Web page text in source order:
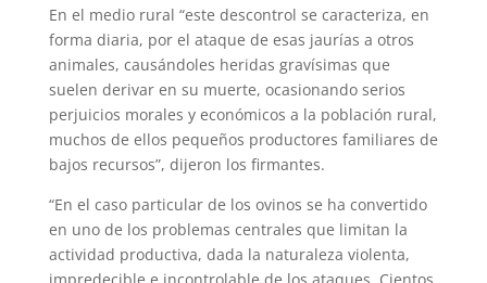
En el medio rural “este descontrol se caracteriza, en
forma diaria, por el ataque de esas jaurías a otros
animales, causándoles heridas gravísimas que
suelen derivar en su muerte, ocasionando serios
perjuicios morales y económicos a la población rural,
muchos de ellos pequeños productores familiares de
bajos recursos”, dijeron los firmantes.
“En el caso particular de los ovinos se ha convertido
en uno de los problemas centrales que limitan la
actividad productiva, dada la naturaleza violenta,